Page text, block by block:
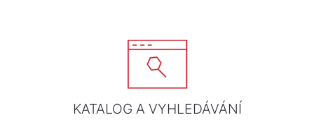
KATALOG A VYHLEDÁVÁNÍ